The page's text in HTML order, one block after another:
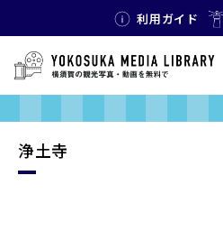
利用ガイド
浄土寺